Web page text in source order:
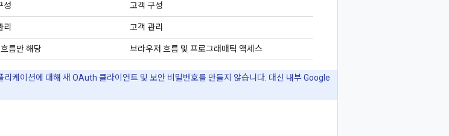
성 고객 구성
고객 관리
름만 해당 브라우저 흐름 및 프로그래매틱 액세스
케이션에 대해 새 OAuth 클라이언트 및 보안 비밀번호를 만들지 않습니다. 대신 내부 Google